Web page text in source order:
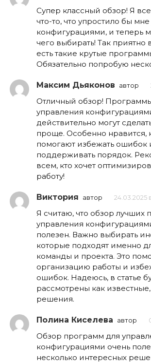
Супер классный обзор! Я
что-то, что упростило бы
конфигурациями, и теперь
чего выбирать! Так приятно
есть такие крутые
Обязательно попробую
Максим Дьяконов автор
Отличный обзор!
управления
действительно могут
проще. Особенно нравится,
помогают избежать ошибок
поддерживать порядок.
всем, кто хочет
работу!
Виктория автор 24.03.2025
Я считаю, что обзор лучших
управления
полезен. Важно выбирать
которые подходят именно
команды и проекта. Это
организацию работы и
ошибок. Надеюсь, в статье
рассмотрены как
решения.
Полина Киселева автор
Обзор программ для
конфигурациями очень
несколько интересных